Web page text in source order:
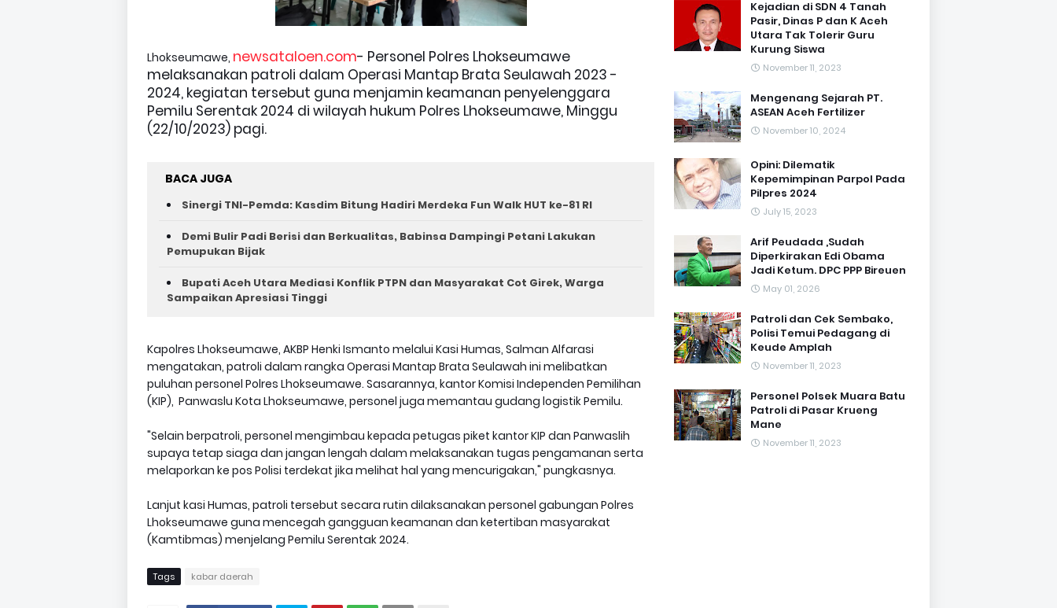
Lhokseumawe, newsataloen.com- Personel Polres Lhokseumawe
melaksanakan patroli dalam Operasi Mantap Brata Seulawah 2023 -
2024, kegiatan tersebut guna menjamin keamanan penyelenggara
Pemilu Serentak 2024 di wilayah hukum Polres Lhokseumawe, Minggu
(22/10/2023) pagi.
BACA JUGA
Sinergi TNI-Pemda: Kasdim Bitung Hadiri Merdeka Fun Walk HUT ke-81 RI
Demi Bulir Padi Berisi dan Berkualitas, Babinsa Dampingi Petani Lakukan
Pemupukan Bijak
Bupati Aceh Utara Mediasi Konflik PTPN dan Masyarakat Cot Girek, Warga
Sampaikan Apresiasi Tinggi
Kapolres Lhokseumawe, AKBP Henki Ismanto melalui Kasi Humas, Salman Alfarasi
mengatakan, patroli dalam rangka Operasi Mantap Brata Seulawah ini melibatkan
puluhan personel Polres Lhokseumawe. Sasarannya, kantor Komisi Independen Pemilihan
(KIP), Panwaslu Kota Lhokseumawe, personel juga memantau gudang logistik Pemilu.
"Selain berpatroli, personel mengimbau kepada petugas piket kantor KIP dan Panwaslih
supaya tetap siaga dan jangan lengah dalam melaksanakan tugas pengamanan serta
melaporkan ke pos Polisi terdekat jika melihat hal yang mencurigakan," pungkasnya.
Lanjut kasi Humas, patroli tersebut secara rutin dilaksanakan personel gabungan Polres
Lhokseumawe guna mencegah gangguan keamanan dan ketertiban masyarakat
(Kamtibmas) menjelang Pemilu Serentak 2024.
Tags kabar daerah
Kejadian di SDN 4 Tanah
Pasir, Dinas P dan K Aceh
Utara Tak Tolerir Guru
Kurung Siswa
November 11, 2023
Mengenang Sejarah PT.
ASEAN Aceh Fertilizer
November 10, 2024
Opini: Dilematik
Kepemimpinan Parpol Pada
Pilpres 2024
July 15, 2023
Arif Peudada ,Sudah
Diperkirakan Edi Obama
Jadi Ketum. DPC PPP Bireuen
May 01, 2026
Patroli dan Cek Sembako,
Polisi Temui Pedagang di
Keude Amplah
November 11, 2023
Personel Polsek Muara Batu
Patroli di Pasar Krueng
Mane
November 11, 2023